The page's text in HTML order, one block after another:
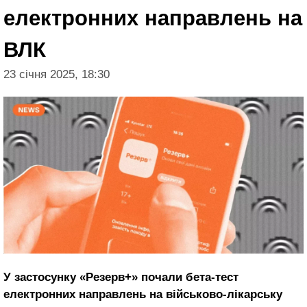
електронних направлень на
ВЛК
23 січня 2025, 18:30
У застосунку «Резерв+» почали бета-тест
електронних направлень на військово-лікарську